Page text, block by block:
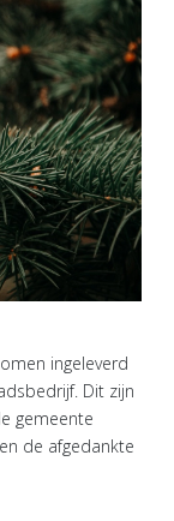
ingeleverd
Dit zijn
gemeente
de afgedankte